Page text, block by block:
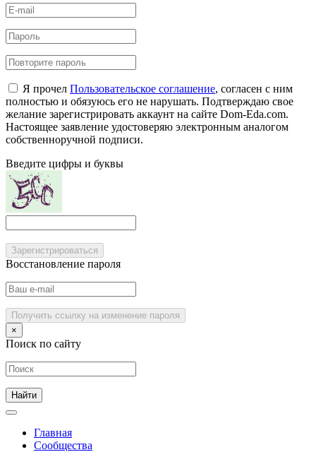
Я прочел Пользовательское соглашение, согласен с ним
полностью и обязуюсь его не нарушать. Подтверждаю свое
желание зарегистрировать аккаунт на сайте Dom-Eda.com.
Настоящее заявление удостоверяю электронным аналогом
собственноручной подписи.
Введите цифры и буквы
Зарегистрироваться
Восстановление пароля
Получить ссылку на изменение пароля
×
Поиск по сайту
Главная
Сообщества